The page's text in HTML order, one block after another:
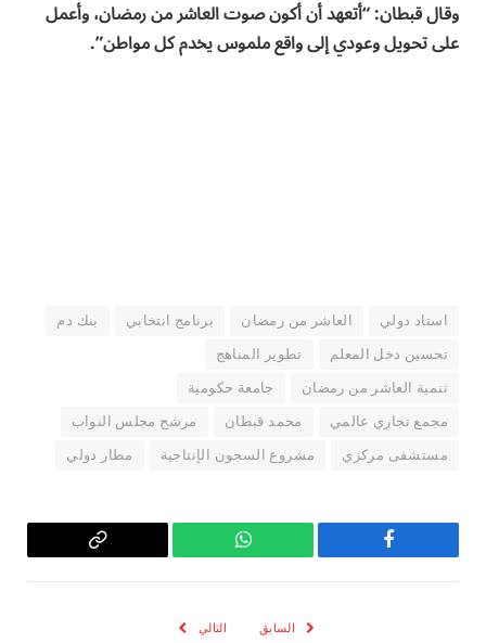
وقال قبطان: “أتعهد أن أكون صوت العاشر من رمضان، وأعمل
على تحويل وعودي إلى واقع ملموس يخدم كل مواطن”.
استاد دولي العاشر من رمضان برنامج انتخابي
بنك دم
تحسين دخل المعلم
تطوير المناهج
تنمية العاشر من رمضان
جامعة حكومية
مجمع تجاري عالمي
محمد قبطان
مرشح مجلس النواب
مستشفى مركزي
مشروع السجون الإنتاجية مطار دولي
فيسبوك واتساب
Copy
السابق التالي